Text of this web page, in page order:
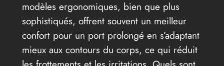
modèles ergonomiques, bien que plus
sophistiqués, offrent souvent un meilleur
confort pour un port prolongé en s’adaptant
mieux aux contours du corps, ce qui réduit